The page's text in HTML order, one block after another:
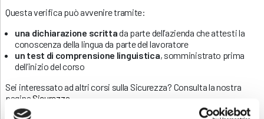
Questa verifica può avvenire tramite:
una dichiarazione scrittada parte dell’azienda che attesti la
conoscenza della lingua da parte del lavoratore
un test di comprensione linguistica, somministrato prima
dell’inizio del corso
Sei interessato ad altri corsi sulla Sicurezza? Consulta la nostra
paginaSicurezza